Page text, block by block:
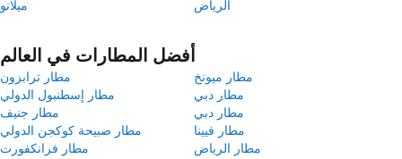
ميلانو
الرياض
أفضل المطارات في العالم
مطار ترابزون
مطار ميونخ
مطار إسطنبول الدولي
مطار دبي
مطار جنيف
مطار دبي
مطار صبيحة كوكجن الدولي
مطار فيينا
مطار فرانكفورت
مطار الرياض